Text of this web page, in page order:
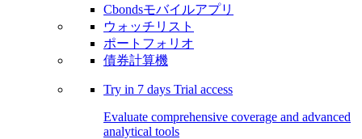
Cbondsモバイルアプリ
ウォッチリスト
ポートフォリオ
債券計算機
Try in 7 days Trial access
Evaluate comprehensive coverage and advanced
analytical tools